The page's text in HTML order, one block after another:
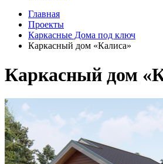
Главная
Проекты
Каркасные Дома под ключ
Каркасный дом «Калиса»
Каркасный дом